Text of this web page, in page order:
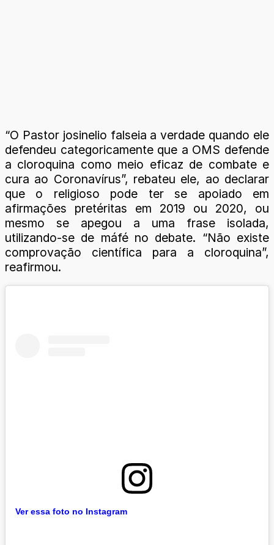
“O Pastor josinelio falseia a verdade quando ele
defendeu categoricamente que a OMS defende
a cloroquina como meio eficaz de combate e
cura ao Coronavírus”, rebateu ele, ao declarar
que o religioso pode ter se apoiado em
afirmações pretéritas em 2019 ou 2020, ou
mesmo se apegou a uma frase isolada,
utilizando-se de máfé no debate. “Não existe
comprovação científica para a cloroquina”,
reafirmou.
Ver essa foto no Instagram